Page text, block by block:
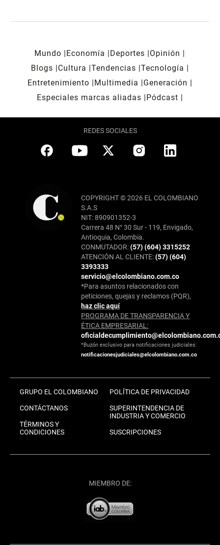
Mundo Economía Deportes
Opinión
Blogs
Cultura Tendencias Tecnología
Entretenimiento
Multimedia
Generación
Especiales marcas aliadas
Pódcast
REDES SOCIALES
COPYRIGHT © 2026 EL COLOMBIANO
S.A.S
NIT: 890901352-3
Carrera 48 N° 30 Sur - 119, Envigado,
Antioquia, Colombia.
CONMUTADOR:(57) (604) 3315252
ATENCIÓN AL CLIENTE:(57) (604)
3393333
servicio@elcolombiano.com.co
*Para asuntos relacionados con
peticiones, quejas y reclamos (PQR),
haz clic aquí
PROGRAMA DE TRANSPARENCIA Y
ÉTICA EMPRESARIAL:
*Buzón exclusivo para notificaciones judiciales:
notificacionesjudiciales@elcolombiano.com.co
GRUPO EL COLOMBIANO
CONTÁCTANOS
TÉRMINOS Y
CONDICIONES
POLÍTICA DE PRIVACIDAD
SUPERINTENDENCIA DE
INDUSTRIA Y COMERCIO
SUSCRIPCIONES
MIEMBRO DE: